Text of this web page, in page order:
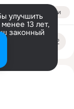
Войти
улучшить
13 лет,
законный